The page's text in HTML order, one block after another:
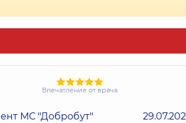
Впечатление от врача
МС "Добробут"